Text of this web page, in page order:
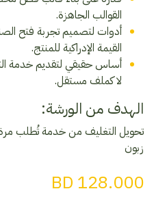
القوالب الجاهزة.
أدوات لتصميم تجربة فتح
القيمة الإدراكية للمنتج.
أساس حقيقي لتقديم خدمة
لا كملف مستقل.
الهدف من الورشة:
تحويل التغليف من خدمة تُطلب
زبون
128.000